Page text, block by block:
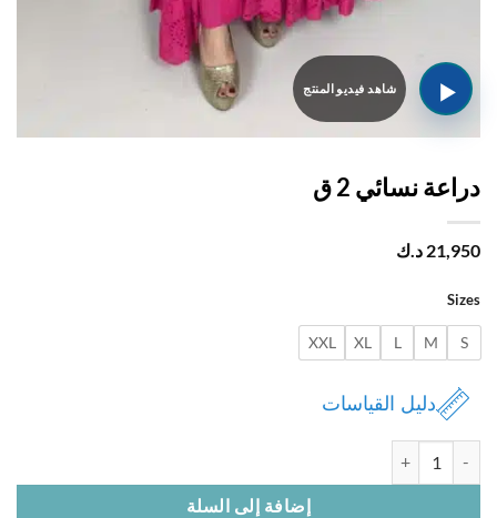
نسائي 2 ق
د.ك
M
L
XL
XXL
دليل القياسات
إضافة إلى السلة